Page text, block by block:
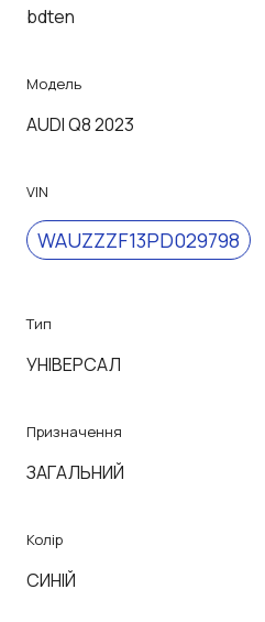
bdten
Модель
AUDI Q8 2023
VIN
WAUZZZF13PD029798
Тип
УНІВЕРСАЛ
Призначення
ЗАГАЛЬНИЙ
Колір
СИНІЙ